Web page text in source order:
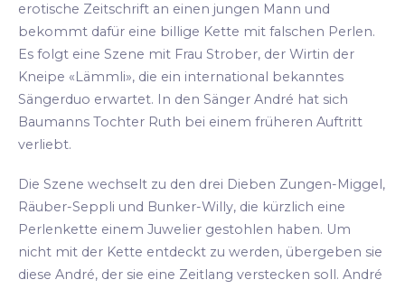
erotische Zeitschrift an einen jungen Mann und
bekommt dafür eine billige Kette mit falschen Perlen.
Es folgt eine Szene mit Frau Strober, der Wirtin der
Kneipe «Lämmli», die ein international bekanntes
Sängerduo erwartet. In den Sänger André hat sich
Baumanns Tochter Ruth bei einem früheren Auftritt
verliebt.
Die Szene wechselt zu den drei Dieben Zungen-Miggel,
Räuber-Seppli und Bunker-Willy, die kürzlich eine
Perlenkette einem Juwelier gestohlen haben. Um
nicht mit der Kette entdeckt zu werden, übergeben sie
diese André, der sie eine Zeitlang verstecken soll. André